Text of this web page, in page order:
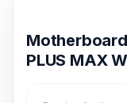
Motherboard
PLUS MAX